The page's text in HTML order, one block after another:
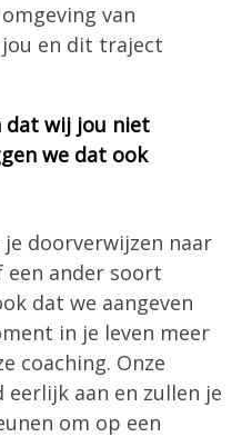
van
en dit traject
dat wij jou niet
we dat ook
doorverwijzen naar
een ander soort
dat we aangeven
in je leven meer
coaching. Onze
aan en zullen je
om op een